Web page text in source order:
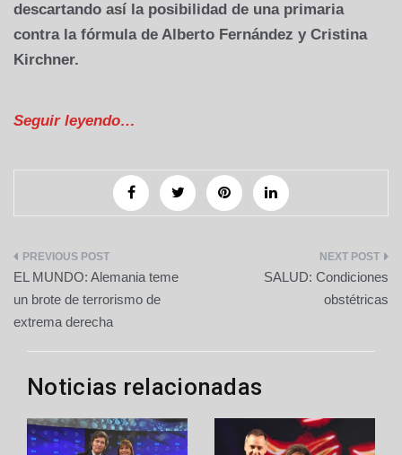
descartando así la posibilidad de una primaria
contra la fórmula de Alberto Fernández y Cristina
Kirchner.
Seguir leyendo…
Navegación
de
entradas
EL MUNDO: Alemania teme
un brote de terrorismo de
extrema derecha
SALUD: Condiciones
obstétricas
Noticias relacionadas